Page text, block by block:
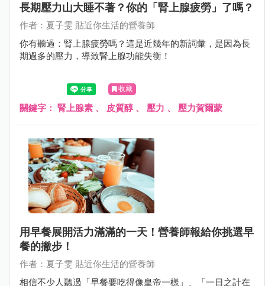
長期壓力山大睡不著？你的「腎上腺疲勞」了嗎？
作者：夏子雯 貼近你生活的營養師
你有聽過：腎上腺疲勞嗎？這是近幾年的新詞彙，是因為長
期過多的壓力，導致腎上腺功能失衡！
收藏
關鍵字： 腎上腺素 、 皮質醇、 壓力 、 壓力賀爾蒙
用早餐展開活力滿滿的一天！營養師報給你挑選早
餐的撇步！
作者：夏子雯 貼近你生活的營養師
相信不少人聽過「早餐要吃得像皇帝一樣」、「一日之計在